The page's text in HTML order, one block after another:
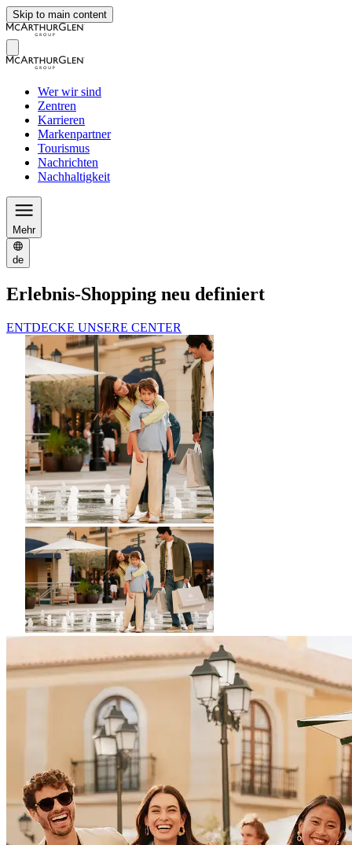
Skip to main content
Wer wir sind
Zentren
Karrieren
Markenpartner
Tourismus
Nachrichten
Nachhaltigkeit
Mehr
de
Erlebnis-Shopping neu definiert
ENTDECKE UNSERE CENTER